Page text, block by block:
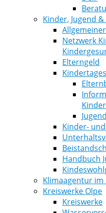
Kinder, Jugend
Netzwerk
Elterngeld
Kinder-
Handbuch
Klimaagentur im
Kreiswerke Olpe
Kreiswerke